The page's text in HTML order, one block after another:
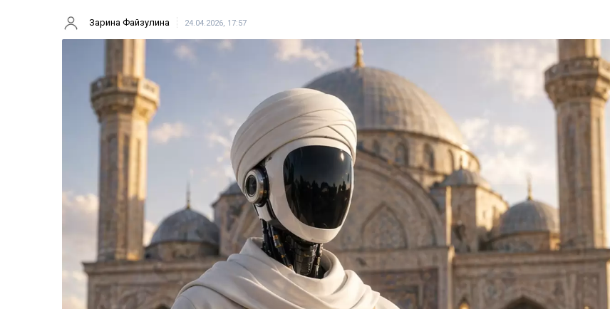
Зарина Файзулина 24.04.2026, 17:57